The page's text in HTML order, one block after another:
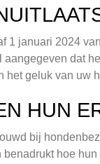
1 januari 2024
dat
het geluk van uw
HUN
bij
hoe